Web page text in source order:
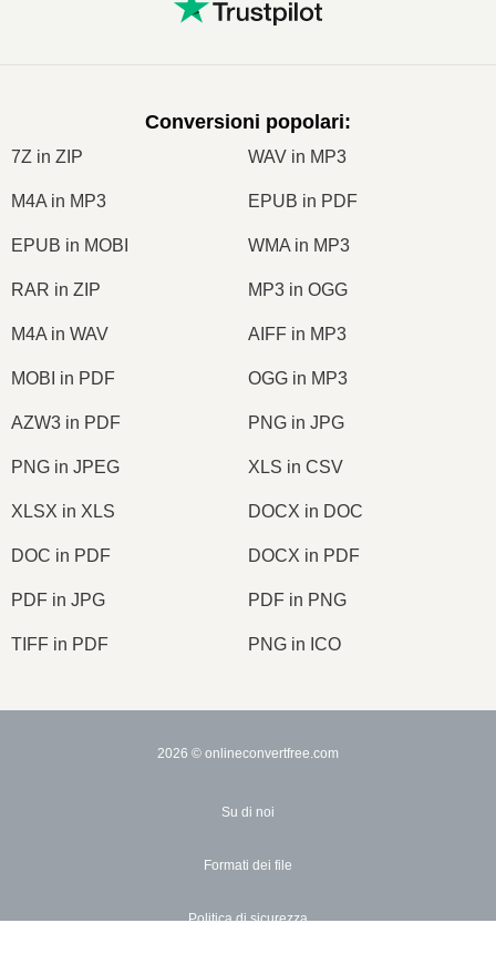
Conversioni popolari:
7Z in ZIP WAV in MP3
M4A in MP3 EPUB in PDF
EPUB in MOBI WMA in MP3
RAR in ZIP MP3 in OGG
M4A in WAV AIFF in MP3
MOBI in PDF OGG in MP3
AZW3 in PDF PNG in JPG
PNG in JPEG XLS in CSV
XLSX in XLS DOCX in DOC
DOC in PDF DOCX in PDF
PDF in JPG PDF in PNG
TIFF in PDF PNG in ICO
2026 © onlineconvertfree.com
Su di noi
Formati dei file
Politica di sicurezza